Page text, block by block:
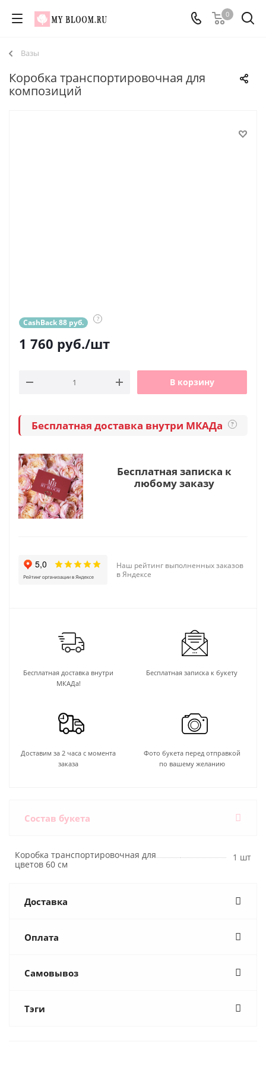
0
Вазы
Коробка транспортировочная для
композиций
CashBack 88 руб. ?
1 760 руб./шт
В корзину
Бесплатная доставка внутри МКАДа ?
Бесплатная записка к
любому заказу
Наш рейтинг выполненных заказов
в Яндексе
Бесплатная доставка внутри
МКАДа!
Бесплатная записка к букету
Доставим за 2 часа с момента
заказа
Фото букета перед отправкой
по вашему желанию
Состав букета
Коробка транспортировочная для
цветов 60 см
1 шт
Доставка
Оплата
Самовывоз
Тэги